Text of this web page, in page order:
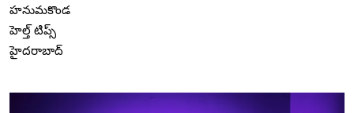
హనుమకొండ
హెల్త్ టిప్స్
హైదరాబాద్